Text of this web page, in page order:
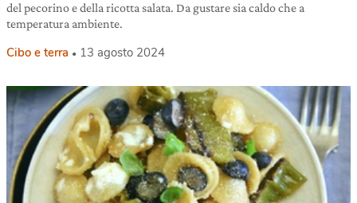
del pecorino e della ricotta salata. Da gustare sia caldo che a
temperatura ambiente.
Cibo e terra 13 agosto 2024